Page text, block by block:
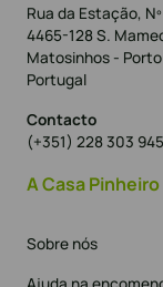
Rua da Estação, Nº
4465-128 S.
Matosinhos - Porto
Portugal
Contacto
(+351) 228 303 945
A Casa Pinheiro
Sobre nós
Ajuda na